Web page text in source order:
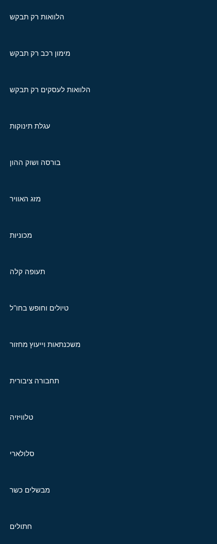
הלוואות רק תבקש
מימון רכב רק תבקש
הלוואות לעסקים רק תבקש
עגלת תינוקות
בורסה ושוק ההון
מזג האוויר
מכוניות
תעופה קלה
טיולים וחופש בחו"ל
משכנתאות וייעוץ מחזור
תחבורה ציבורית
טלוויזיה
סלולארי
מבשלים כשר
חתולים